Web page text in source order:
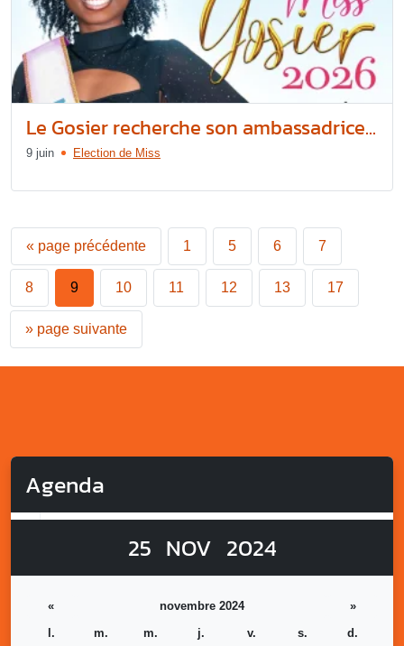
Le Gosier recherche son ambassadrice...
9 juin Election de Miss
« page précédente 1 5 6 7
8 9 10 11 12 13 17
» page suivante
Agenda
25 NOV 2024
« novembre 2024
»
l.
m. m. j. v. s. d.